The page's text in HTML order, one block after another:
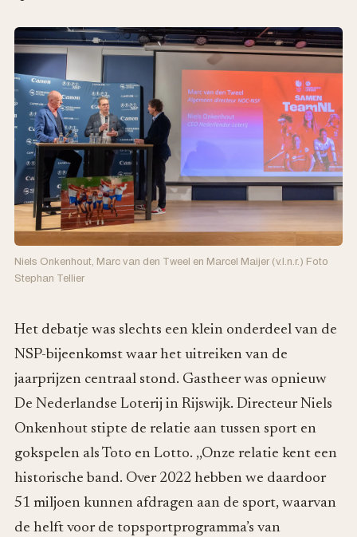
Niels Onkenhout, Marc van den Tweel en Marcel Maijer (v.l.n.r.) Foto
Stephan Tellier
Het debatje was slechts een klein onderdeel van de
NSP-bijeenkomst waar het uitreiken van de
jaarprijzen centraal stond. Gastheer was opnieuw
De Nederlandse Loterij in Rijswijk. Directeur Niels
Onkenhout stipte de relatie aan tussen sport en
gokspelen als Toto en Lotto. ,,Onze relatie kent een
historische band. Over 2022 hebben we daardoor
51 miljoen kunnen afdragen aan de sport, waarvan
de helft voor de topsportprogramma’s van